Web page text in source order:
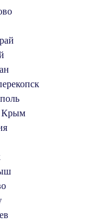
Крым